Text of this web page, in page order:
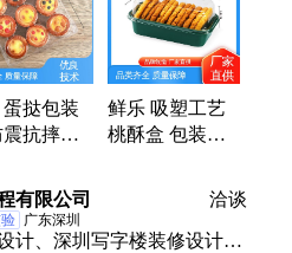
挞包装
抗摔结
焙坊必
鲜乐 吸塑工艺
桃酥盒 包装盒
有限公司 洽谈
广东深圳
计、深圳写字楼装修设计、